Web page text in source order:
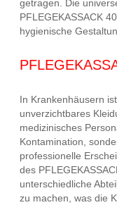
getragen. Die
PFLEGEKASSACK
hygienische
In Krankenhäusern
unverzichtbares
medizinisches
Kontamination,
professionelle
des
unterschiedliche
zu machen, was die